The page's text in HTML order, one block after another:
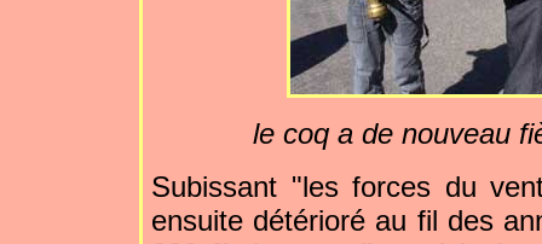
le coq a de nouveau
Subissant "les forces du
ensuite détérioré au fil des